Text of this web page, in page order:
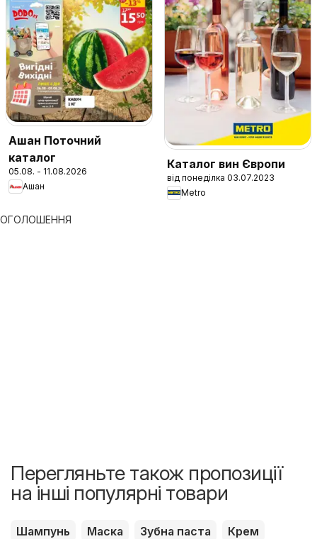
Ашан Поточний
каталог
05.08. - 11.08.2026
Ашан
Каталог вин Європи
від понеділка 03.07.2023
Metro
ОГОЛОШЕННЯ
Перегляньте також пропозиції
на інші популярні товари
Шампунь Маска Зубна паста
Крем